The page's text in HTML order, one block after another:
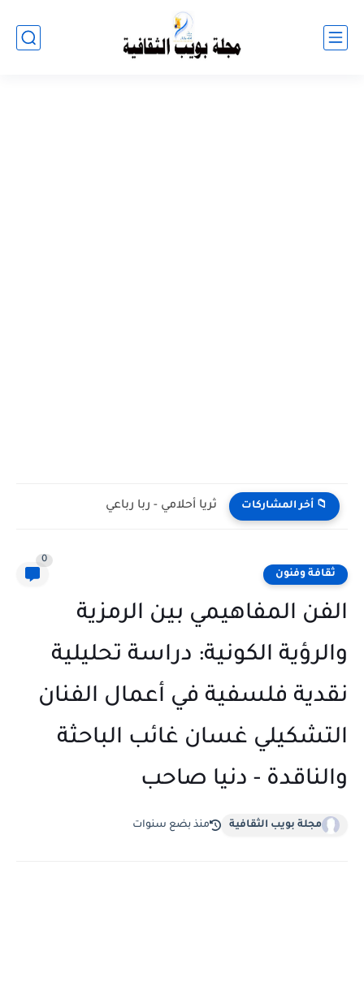
📁 أخر المشاركات ثريا أحلامي - ربا رباعي
ثقافة وفنون
0
الفن المفاهيمي بين الرمزية
والرؤية الكونية: دراسة تحليلية
نقدية فلسفية في أعمال الفنان
التشكيلي غسان غائب الباحثة
والناقدة - دنيا صاحب
مجلة بويب الثقافية منذ بضع سنوات